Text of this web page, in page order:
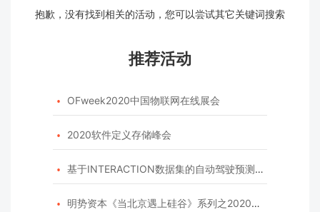
抱歉，没有找到相关的活动，您可以尝试其它关键词搜索
推荐活动
 OFweek2020中国物联网在线展会
 2020软件定义存储峰会
 基于INTERACTION数据集的自动驾驶预测模型挑战赛
 明势资本《当北京遇上硅谷》系列之2020年度开源峰会